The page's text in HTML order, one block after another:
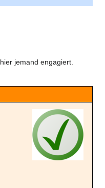
jemand engagiert.